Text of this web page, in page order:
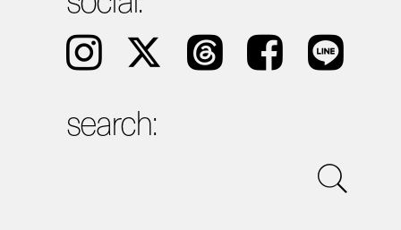
Instagram 𝕏 Threads Facebook LINE
search: